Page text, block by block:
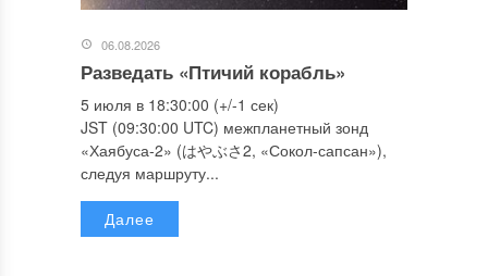
06.08.2026
Разведать «Птичий корабль»
5 июля в 18:30:00 (+/-1 сек)
JST (09:30:00 UTC) межпланетный зонд
«Хаябуса-2» (はやぶさ2, «Сокол-сапсан»),
следуя маршруту...
Далее